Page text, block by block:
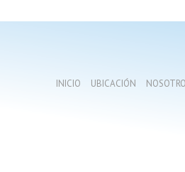
INICIO UBICACIÓN